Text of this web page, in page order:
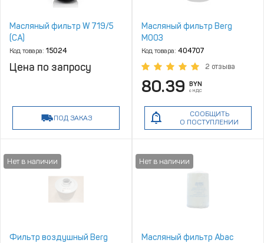
Масляный фильтр W 719/5
(CA)
Код товара: 15024
Цена по запросу
ПОД ЗАКАЗ
Масляный фильтр Berg
M003
Код товара: 404707
2 отзыва
80.39 BYN
с НДС
СООБЩИТЬ
О ПОСТУПЛЕНИИ
Фильтр воздушный Berg
Масляный фильтр Abac